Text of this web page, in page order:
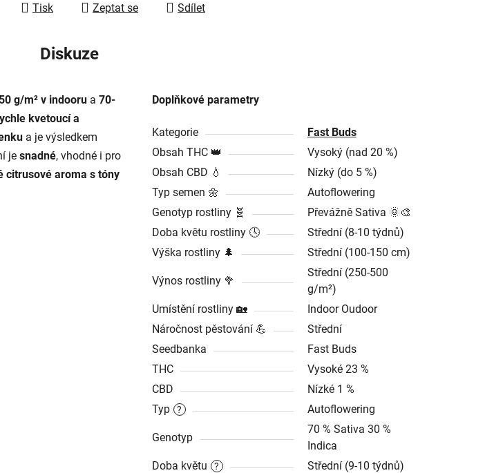
Tisk Zeptat se Sdílet
Diskuze
g/m² v indooru a 70-
kvetoucí a
a je výsledkem
je snadné, vhodné i pro
citrusové aroma s tóny
Doplňkové parametry
Kategorie
Fast Buds
Obsah THC 👑
Vysoký (nad 20 %)
Obsah CBD 💧
Nízký (do 5 %)
Typ semen 🌼
Autoflowering
Genotyp rostliny 🧬
Převážně Sativa 🌞🎨
Doba květu rostliny 🕓
Střední (8-10 týdnů)
Výška rostliny 🌲
Střední (100-150 cm)
Výnos rostliny 🥦
Střední (250-500
g/m²)
Umístění rostliny 🏡
Indoor Oudoor
Náročnost pěstování 💪
Střední
Seedbanka
Fast Buds
THC
Vysoké 23 %
CBD
Nízké 1 %
?
Typ Autoflowering
Genotyp
70 % Sativa 30 %
Indica
?
Doba květu Střední (9-10 týdnů)